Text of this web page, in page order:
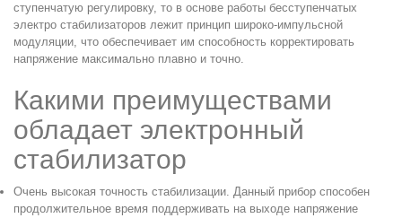
ступенчатую регулировку, то в основе работы бесступенчатых
электро стабилизаторов лежит принцип широко-импульсной
модуляции, что обеспечивает им способность корректировать
напряжение максимально плавно и точно.
Какими преимуществами
обладает электронный
стабилизатор
Очень высокая точность стабилизации. Данный прибор способен
продолжительное время поддерживать на выходе напряжение